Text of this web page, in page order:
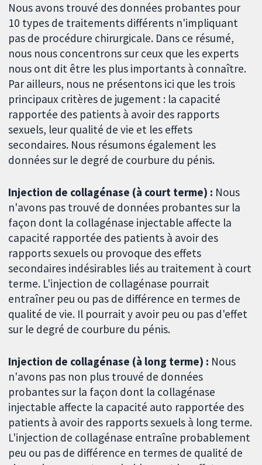
Nous avons trouvé des données probantes pour
10 types de traitements différents n'impliquant
pas de procédure chirurgicale. Dans ce résumé,
nous nous concentrons sur ceux que les experts
nous ont dit être les plus importants à connaître.
Par ailleurs, nous ne présentons ici que les trois
principaux critères de jugement : la capacité
rapportée des patients à avoir des rapports
sexuels, leur qualité de vie et les effets
secondaires. Nous résumons également les
données sur le degré de courbure du pénis.
Injection de collagénase (à court terme) : Nous
n'avons pas trouvé de données probantes sur la
façon dont la collagénase injectable affecte la
capacité rapportée des patients à avoir des
rapports sexuels ou provoque des effets
secondaires indésirables liés au traitement à court
terme. L'injection de collagénase pourrait
entraîner peu ou pas de différence en termes de
qualité de vie. Il pourrait y avoir peu ou pas d'effet
sur le degré de courbure du pénis.
Injection de collagénase (à long terme) : Nous
n'avons pas non plus trouvé de données
probantes sur la façon dont la collagénase
injectable affecte la capacité auto rapportée des
patients à avoir des rapports sexuels à long terme.
L'injection de collagénase entraîne probablement
peu ou pas de différence en termes de qualité de